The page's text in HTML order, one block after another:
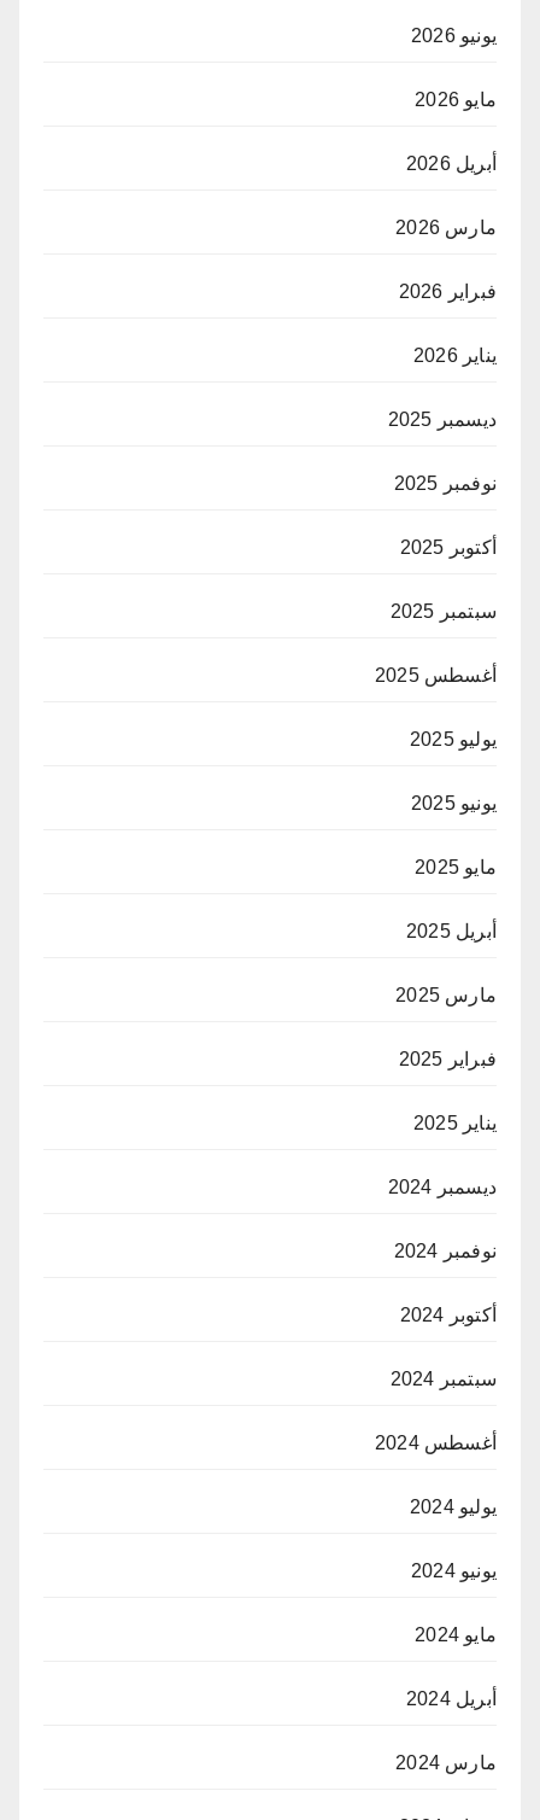
يونيو 2026
مايو 2026
أبريل 2026
مارس 2026
فبراير 2026
يناير 2026
ديسمبر 2025
نوفمبر 2025
أكتوبر 2025
سبتمبر 2025
أغسطس 2025
يوليو 2025
يونيو 2025
مايو 2025
أبريل 2025
مارس 2025
فبراير 2025
يناير 2025
ديسمبر 2024
نوفمبر 2024
أكتوبر 2024
سبتمبر 2024
أغسطس 2024
يوليو 2024
يونيو 2024
مايو 2024
أبريل 2024
مارس 2024